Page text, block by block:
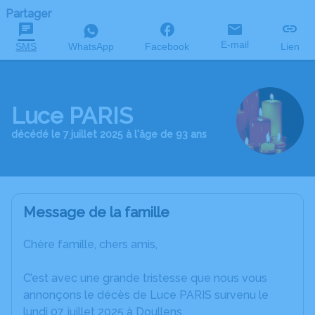
Partager
SMS WhatsApp Facebook E-mail Lien
Luce PARIS
décédé le 7 juillet 2025 à l'âge de 93 ans
Message de la famille
Chère famille, chers amis,
C’est avec une grande tristesse que nous vous
annonçons le décès de Luce PARIS survenu le
lundi 07 juillet 2025 à Doullens.